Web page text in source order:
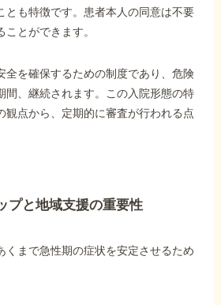
とも特徴です。患者本人の同意は不要
とができます。
全を確保するための制度であり、危険
間、継続されます。この入院形態の特
観点から、定期的に審査が行われる点
プと地域支援の重要性
くまで急性期の症状を安定させるため